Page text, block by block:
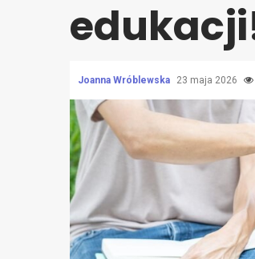
Joanna Wróblewska 23 maja 2026